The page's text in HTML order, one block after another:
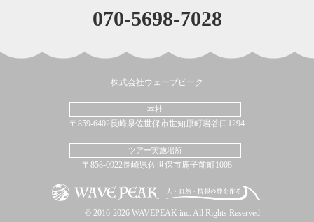
070-5698-7028
株式会社ウェーブピーク
本社
〒859-6402長崎県佐世保市世知原町岩谷口1294
ツアー実施場所
〒858-0922長崎県佐世保市鹿子前町1008
© 2016-2026 WAVEPEAK inc. All Rights Reserved.